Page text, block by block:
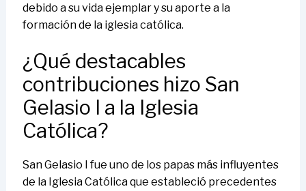
debido a su vida ejemplar y su aporte a la
formación de la iglesia católica.
¿Qué destacables
contribuciones hizo San
Gelasio I a la Iglesia
Católica?
San Gelasio I fue uno de los papas más influyentes
de la Iglesia Católica que estableció precedentes